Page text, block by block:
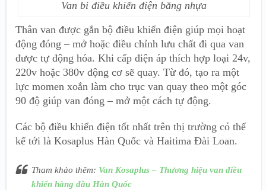
Van bi điều khiển điện bằng nhựa
Thân van được gắn bộ điều khiển điện giúp mọi hoạt
động đóng – mở hoặc điều chỉnh lưu chất đi qua van
được tự động hóa. Khi cấp điện áp thích hợp loại 24v,
220v hoặc 380v động cơ sẽ quay. Từ đó, tạo ra một
lực momen xoắn làm cho trục van quay theo một góc
90 độ giúp van đóng – mở một cách tự động.
Các bộ điều khiển điện tốt nhất trên thị trường có thể
kể tới là Kosaplus Hàn Quốc và Haitima Đài Loan.
Tham khảo thêm: Van Kosaplus – Thương hiệu van điều
khiển hàng đầu Hàn Quốc